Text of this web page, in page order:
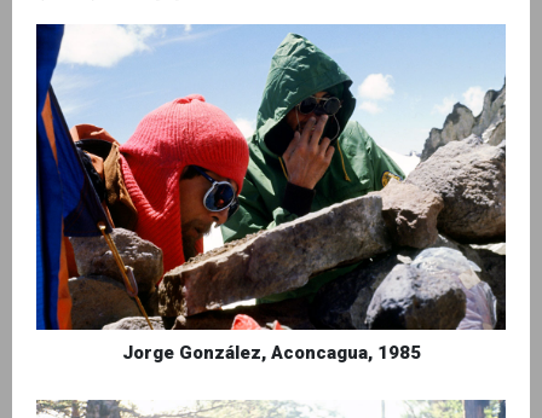
Jorge González, Aconcagua, 1985